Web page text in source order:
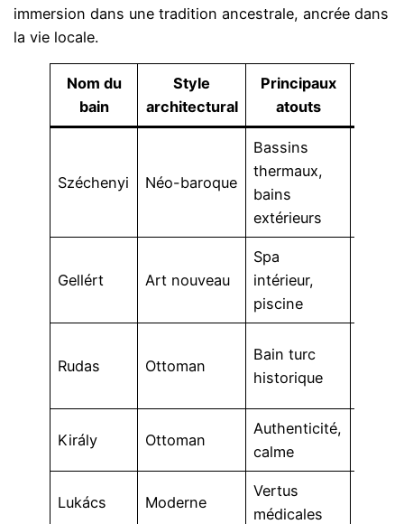
immersion dans une tradition ancestrale, ancrée dans
la vie locale.
Nom du
bain
Style
architectural
Principaux
atouts
Széchenyi Néo-baroque
Bassins
thermaux,
bains
extérieurs
Gellért Art nouveau
Spa
intérieur,
piscine
Rudas Ottoman
Bain turc
historique
Király Ottoman
Authenticité,
calme
Lukács Moderne
Vertus
médicales